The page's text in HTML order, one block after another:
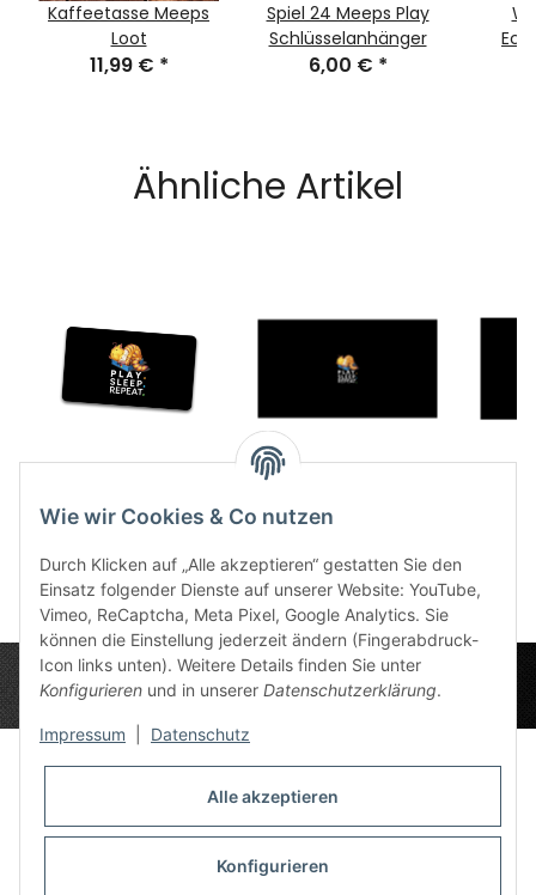
Kaffeetasse Meeps
Loot
11,99 € *
Spiel 24 Meeps Play
Schlüsselanhänger
6,00 € *
Ähnliche Artikel
TCG Meeps Sleeps
21,49 €*
SPIEL Meeps Sleeps
x 85 cm
72,00 €
TCG
Datenschutz-Einstellungen
Wie wir Cookies & Co nutzen
Durch Klicken auf „Alle akzeptieren“ gestatten Sie den
Einsatz folgender Dienste auf unserer Website: YouTube,
Vimeo, ReCaptcha, Meta Pixel, Google Analytics. Sie
können die Einstellung jederzeit ändern (Fingerabdruck-
Icon links unten). Weitere Details finden Sie unter
Konfigurieren und in unserer Datenschutzerklärung.
Impressum Datenschutz
Alle akzeptieren
Konfigurieren